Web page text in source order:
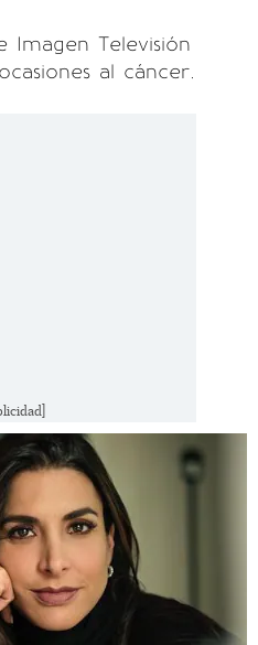
Imagen Televisión
al cáncer.